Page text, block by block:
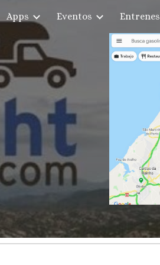
Apps Eventos Entrenes